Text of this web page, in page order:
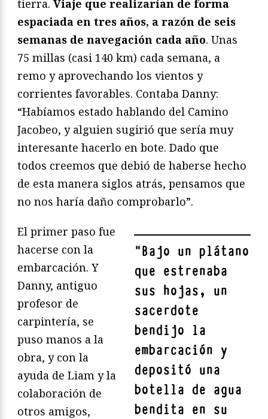
tierra. Viaje que realizarían de forma
espaciada en tres años, a razón de seis
semanas de navegación cada año. Unas
75 millas (casi 140 km) cada semana, a
remo y aprovechando los vientos y
corrientes favorables. Contaba Danny:
“Habíamos estado hablando del Camino
Jacobeo, y alguien sugirió que sería muy
interesante hacerlo en bote. Dado que
todos creemos que debió de haberse hecho
de esta manera siglos atrás, pensamos que
no nos haría daño comprobarlo”.
"Bajo un plátano
que estrenaba
sus hojas, un
sacerdote
bendijo la
embarcación y
depositó una
botella de agua
bendita en su
El primer paso fue
hacerse con la
embarcación. Y
Danny, antiguo
profesor de
carpintería, se
puso manos a la
obra, y con la
ayuda de Liam y la
colaboración de
otros amigos,